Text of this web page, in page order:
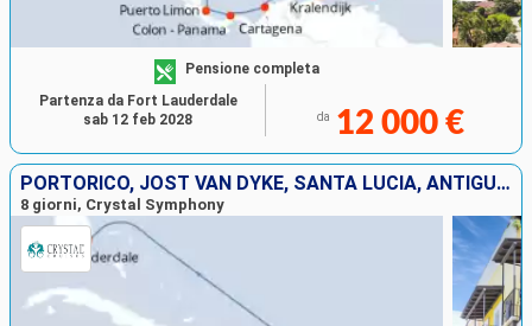
Pensione completa
da 12 000 €
Partenza da Fort Lauderdale
sab 12 feb 2028
PORTORICO, JOST VAN DYKE, SANTA LUCIA, ANTIGUA E BARBUDA, SAINT THOMAS, STATI UNITI
8 giorni, Crystal Symphony